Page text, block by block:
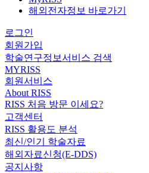
해외전자정보 바로가기
로그인
회원가입
학술연구정보서비스 검색
MYRISS
회원서비스
About RISS
RISS 처음 방문 이세요?
고객센터
RISS 활용도 분석
최신/인기 학술자료
해외자료신청(E-DDS)
공지사항